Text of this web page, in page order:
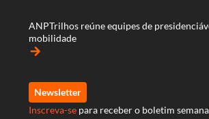
ANPTrilhos reúne equipes de
mobilidade
arrow_forward
Newsletter
Inscreva-se para receber o boletim